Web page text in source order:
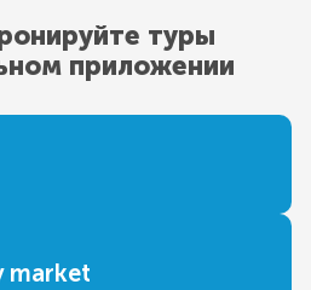
туры
приложении
market